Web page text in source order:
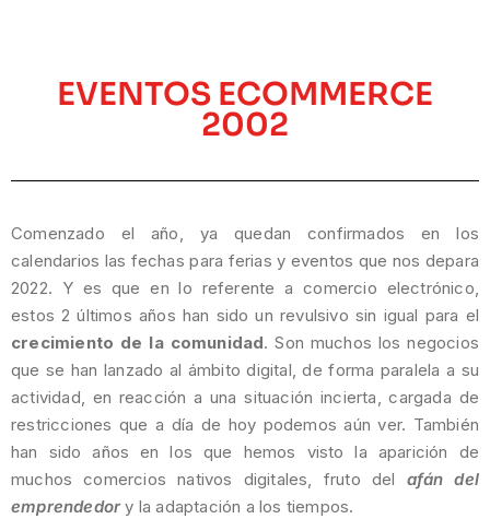
EVENTOS ECOMMERCE
2002
Comenzado el año, ya quedan confirmados en los
calendarios las fechas para ferias y eventos que nos depara
2022. Y es que en lo referente a comercio electrónico,
estos 2 últimos años han sido un revulsivo sin igual para el
crecimiento de la comunidad. Son muchos los negocios
que se han lanzado al ámbito digital, de forma paralela a su
actividad, en reacción a una situación incierta, cargada de
restricciones que a día de hoy podemos aún ver. También
han sido años en los que hemos visto la aparición de
muchos comercios nativos digitales, fruto del afán del
emprendedory la adaptación a los tiempos.